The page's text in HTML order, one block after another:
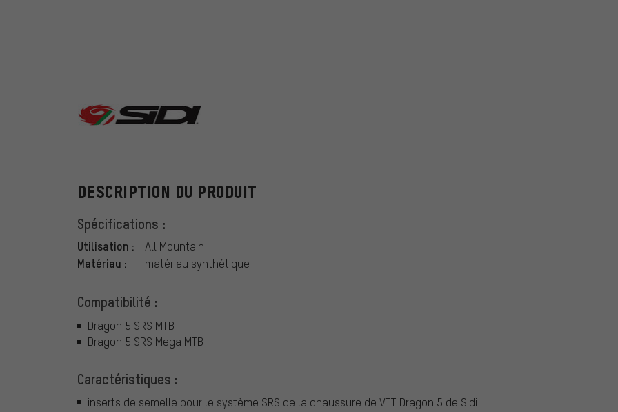
DESCRIPTION DU PRODUIT
Spécifications :
Utilisation : All Mountain
Matériau : matériau synthétique
Compatibilité :
Dragon 5 SRS MTB
Dragon 5 SRS Mega MTB
Caractéristiques :
inserts de semelle pour le système SRS de la chaussure de VTT Dragon 5 de Sidi